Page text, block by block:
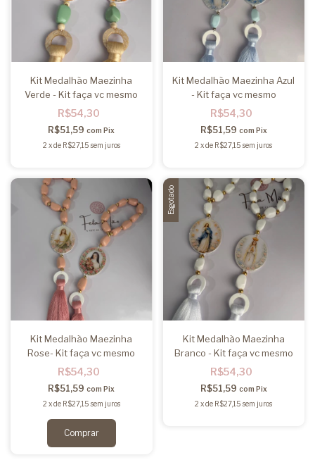
Kit Medalhão Maezinha
Verde - Kit faça vc mesmo
R$54,30
R$51,59com Pix
2 xde R$27,15 sem juros
Kit Medalhão Maezinha Azul
- Kit faça vc mesmo
R$54,30
R$51,59 com Pix
2 xde R$27,15 sem juros
Kit Medalhão Maezinha
Rose- Kit faça vc mesmo
R$54,30
R$51,59com Pix
2 xde R$27,15 sem juros
Comprar
Esgotado
Kit Medalhão Maezinha
Branco - Kit faça vc mesmo
R$54,30
R$51,59 com Pix
2 xde R$27,15 sem juros